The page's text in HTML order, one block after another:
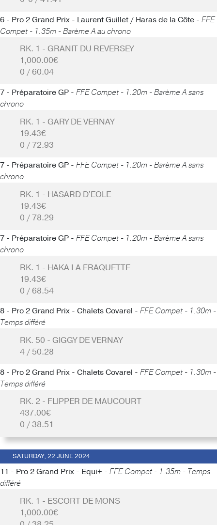
6 - Pro 2 Grand Prix - Laurent Guillet / Haras de la Côte - FFE
Compet - 1.35m - Barème A au chrono
RK. 1 - GRANIT DU REVERSEY
1,000.00€
0 / 60.04
7 - Préparatoire GP - FFE Compet - 1.20m - Barème A sans
chrono
RK. 1 - GARY DE VERNAY
19.43€
0 / 72.93
7 - Préparatoire GP - FFE Compet - 1.20m - Barème A sans
chrono
RK. 1 - HASARD D'EOLE
19.43€
0 / 78.29
7 - Préparatoire GP - FFE Compet - 1.20m - Barème A sans
chrono
RK. 1 - HAKA LA FRAQUETTE
19.43€
0 / 68.54
8 - Pro 2 Grand Prix - Chalets Covarel - FFE Compet - 1.30m -
Temps différé
RK. 50 - GIGGY DE VERNAY
4 / 50.28
8 - Pro 2 Grand Prix - Chalets Covarel - FFE Compet - 1.30m -
Temps différé
RK. 2 - FLIPPER DE MAUCOURT
437.00€
0 / 38.51
SATURDAY, 22 JUNE 2024
11 - Pro 2 Grand Prix - Equi+ - FFE Compet - 1.35m - Temps
différé
RK. 1 - ESCORT DE MONS
1,000.00€